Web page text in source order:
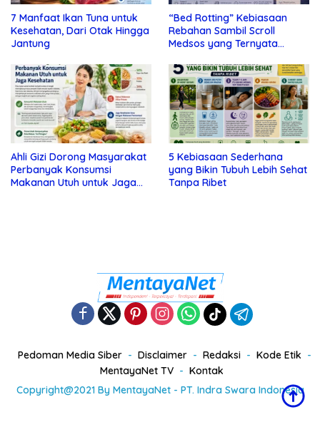
7 Manfaat Ikan Tuna untuk
Kesehatan, Dari Otak Hingga
Jantung
“Bed Rotting” Kebiasaan
Rebahan Sambil Scroll
Medsos yang Ternyata
Ahli Gizi Dorong Masyarakat
Perbanyak Konsumsi
Makanan Utuh untuk Jaga
5 Kebiasaan Sederhana
yang Bikin Tubuh Lebih Sehat
Tanpa Ribet
Pedoman Media Siber Disclaimer Redaksi
Kode Etik
MentayaNet TV
Kontak
Copyright@2021 By MentayaNet - PT. Indra Swara Indonesia